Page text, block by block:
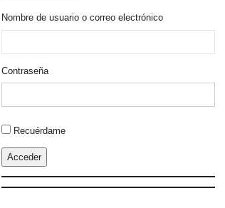
Nombre de usuario o correo electrónico
Contraseña
Alternative:
Recuérdame
Acceder